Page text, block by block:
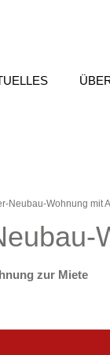
Neubau-Wohnung mit
zur Miete